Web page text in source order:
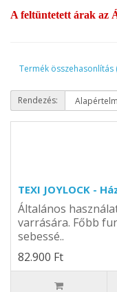
A feltüntetett árak az
Termék összehasonlítás
Rendezés:
TEXI JOYLOCK -
Általános
varrására. Főbb
sebessé..
82.900 Ft